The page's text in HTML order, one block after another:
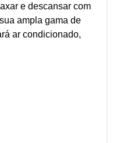
e descansar com
ampla gama de
ar condicionado,